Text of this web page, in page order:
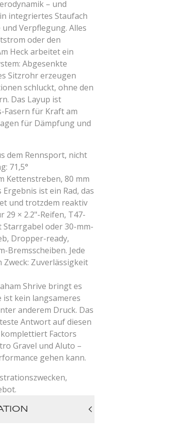
– und
integriertes Staufach
Verpflegung. Alles
oder den
Heck arbeitet ein
Abgesenkte
Sitzrohr erzeugen
schluckt, ohne den
Das Layup ist
Fasern für Kraft am
für Dämpfung und
dem Rennsport, nicht
71,5°
Kettenstreben, 80 mm
ist ein Rad, das
und trotzdem reaktiv
29 × 2.2"-Reifen, T47-
oder 30-mm-
Dropper-ready,
Bremsscheiben. Jede
Zweck: Zuverlässigkeit
Shrive bringt es
ist kein langsameres
anderem Druck. Das
Antwort auf diesen
Factors
Gravel und Aluto –
gehen kann.